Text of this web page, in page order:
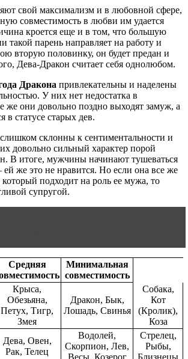
свой максимализм и в любовной сфере,
совместимость в любви им удается
кроется еще и в том, что большую
такой парень направляет на работу и
вторую половинку, он будет предан и
Дева-Дракон считает себя однолюбом.
Дракона привлекательны и наделены
У них нет недостатка в
же они довольно поздно выходят замуж, а
в статусе старых дев.
склонны к сентиментальности и
довольно сильный характер порой
В итоге, мужчины начинают тушеваться
ей же это не нравится. Но если она все же
подходит на роль ее мужа, то
супругой.
Средняя
Минимальная
совместимость
Крыса,
Обезьяна,
Петух, Тигр,
Змея
Дракон, Бык,
Лошадь, Свинья
Собака,
Кот
(Кролик),
Коза
Дева, Овен,
Рак, Телец
Водолей,
Скорпион, Лев,
Весы, Козерог
Стрелец,
Рыбы,
Близнецы